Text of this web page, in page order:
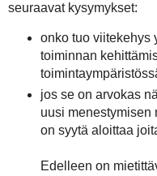
seuraavat kysymykset:
onko tuo viitekehys
toiminnan
jos se on arvokas
uusi menestymisen
on syytä aloittaa
Edelleen on